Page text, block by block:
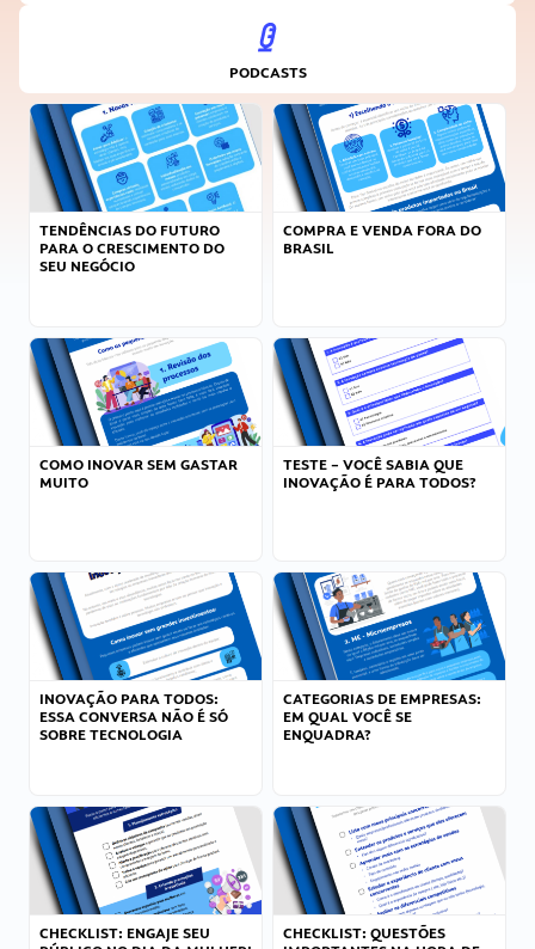
PODCASTS
TENDÊNCIAS DO FUTURO
PARA O CRESCIMENTO DO
SEU NEGÓCIO
COMPRA E VENDA FORA DO
BRASIL
COMO INOVAR SEM GASTAR
MUITO
TESTE – VOCÊ SABIA QUE
INOVAÇÃO É PARA TODOS?
INOVAÇÃO PARA TODOS:
ESSA CONVERSA NÃO É SÓ
SOBRE TECNOLOGIA
CATEGORIAS DE EMPRESAS:
EM QUAL VOCÊ SE
ENQUADRA?
CHECKLIST: ENGAJE SEU
CHECKLIST: QUESTÕES